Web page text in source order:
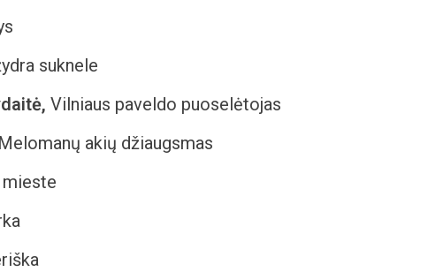
suknele
Vilniaus paveldo puoselėtojas
Melomanų akių džiaugsmas